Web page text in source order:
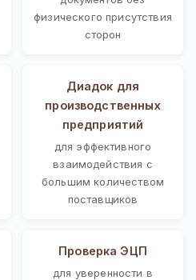
физического присутствия
сторон
Диадок для
производственных
предприятий
для эффективного
взаимодействия с
большим количеством
поставщиков
Проверка ЭЦП
для уверенности в